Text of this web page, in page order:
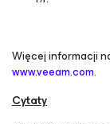
Więcej informacji
www.veeam.com.
Cytaty